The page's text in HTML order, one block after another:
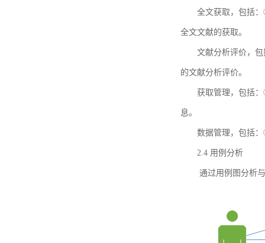
全文获取，包括
全文文献的获取。
文献分析评价，
的文献分析评价。
获取管理，包括
息。
数据管理，包括
2.4 用例分析
通过用例图分析